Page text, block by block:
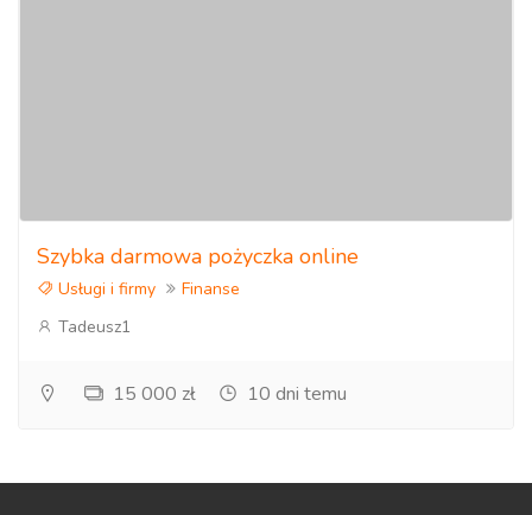
Szybka darmowa pożyczka online
Usługi i firmy
Finanse
Tadeusz1
15 000 zł 10 dni temu